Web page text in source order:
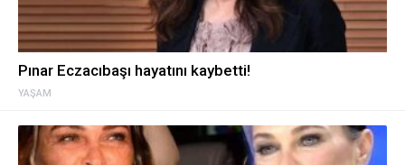
YAŞAM
Pınar Eczacıbaşı hayatını kaybetti!